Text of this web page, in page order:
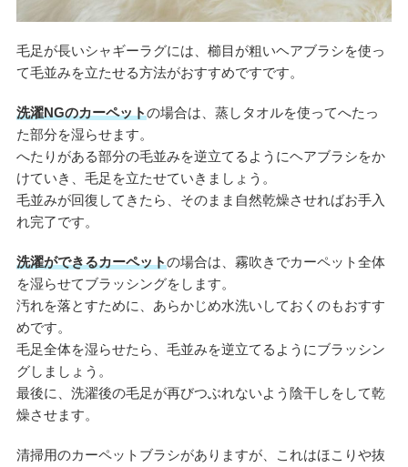
毛足が長いシャギーラグには、櫛目が粗いヘアブラシを使っ
て毛並みを立たせる方法がおすすめですです。
洗濯NGのカーペットの場合は、蒸しタオルを使ってへたっ
た部分を湿らせます。
へたりがある部分の毛並みを逆立てるようにヘアブラシをか
けていき、毛足を立たせていきましょう。
毛並みが回復してきたら、そのまま自然乾燥させればお手入
れ完了です。
洗濯ができるカーペットの場合は、霧吹きでカーペット全体
を湿らせてブラッシングをします。
汚れを落とすために、あらかじめ水洗いしておくのもおすす
めです。
毛足全体を湿らせたら、毛並みを逆立てるようにブラッシン
グしましょう。
最後に、洗濯後の毛足が再びつぶれないよう陰干しをして乾
燥させます。
清掃用のカーペットブラシがありますが、これはほこりや抜